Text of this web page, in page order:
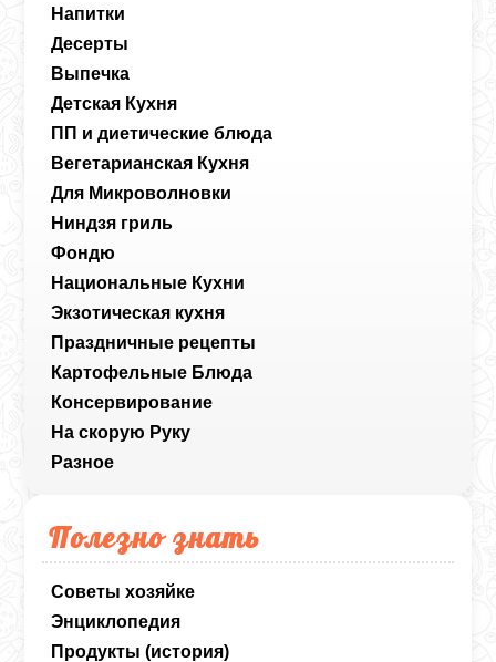
Напитки
Десерты
Выпечка
Детская Кухня
ПП и диетические блюда
Вегетарианская Кухня
Для Микроволновки
Ниндзя гриль
Фондю
Национальные Кухни
Экзотическая кухня
Праздничные рецепты
Картофельные Блюда
Консервирование
На скорую Руку
Разное
Полезно знать
Советы хозяйке
Энциклопедия
Продукты (история)